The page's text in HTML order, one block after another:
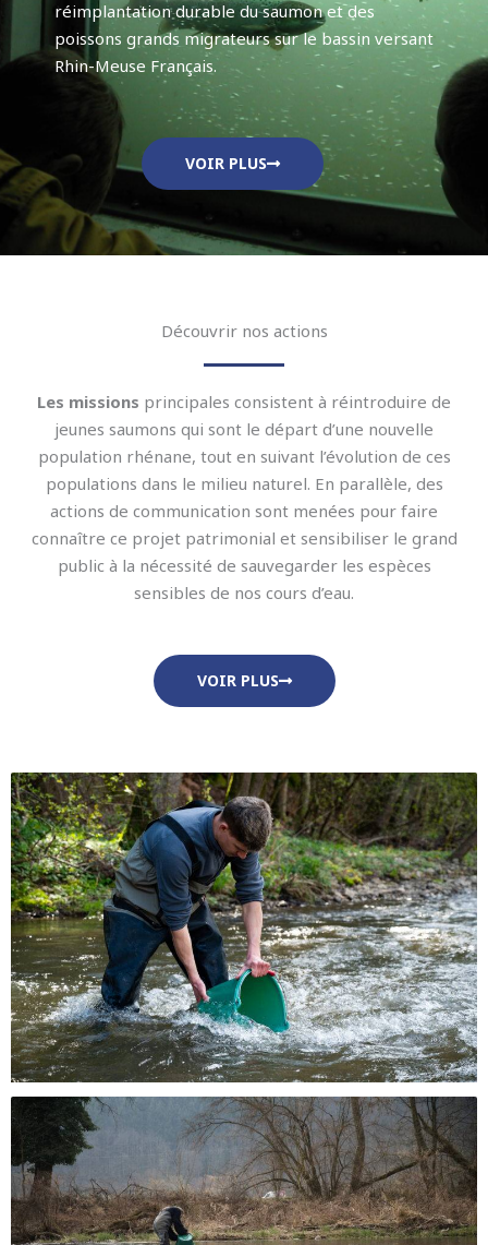
réimplantation durable du saumon et des
poissons grands migrateurs sur le bassin versant
Rhin-Meuse Français.
VOIR PLUS
Découvrir nos actions
Les missions principales consistent à réintroduire de
jeunes saumons qui sont le départ d’une nouvelle
population rhénane, tout en suivant l’évolution de ces
populations dans le milieu naturel. En parallèle, des
actions de communication sont menées pour faire
connaître ce projet patrimonial et sensibiliser le grand
public à la nécessité de sauvegarder les espèces
sensibles de nos cours d’eau.
VOIR PLUS